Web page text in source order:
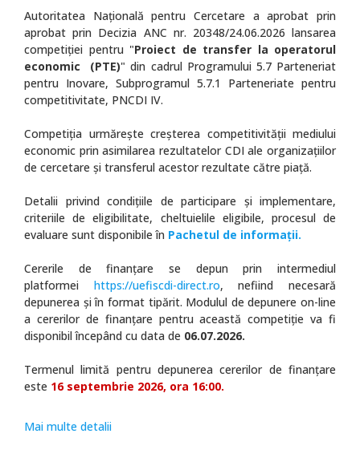
Autoritatea Națională pentru Cercetare a aprobat prin
aprobat prin Decizia ANC nr. 20348/24.06.2026 lansarea
competiției pentru "Proiect de transfer la operatorul
economic (PTE)" din cadrul Programului 5.7 Parteneriat
pentru Inovare, Subprogramul 5.7.1 Parteneriate pentru
competitivitate, PNCDI IV.
Competiția urmărește creșterea competitivității mediului
economic prin asimilarea rezultatelor CDI ale organizațiilor
de cercetare și transferul acestor rezultate către piață.
Detalii privind condițiile de participare și implementare,
criteriile de eligibilitate, cheltuielile eligibile, procesul de
evaluare sunt disponibile în Pachetul de informații.
Cererile de finanțare se depun prin intermediul
platformei https://uefiscdi-direct.ro, nefiind necesară
depunerea și în format tipărit. Modulul de depunere on-line
a cererilor de finanţare pentru această competiţie va fi
disponibil începând cu data de 06.07.2026.
Termenul limită pentru depunerea cererilor de finanțare
este 16 septembrie 2026, ora 16:00.
Mai multe detalii